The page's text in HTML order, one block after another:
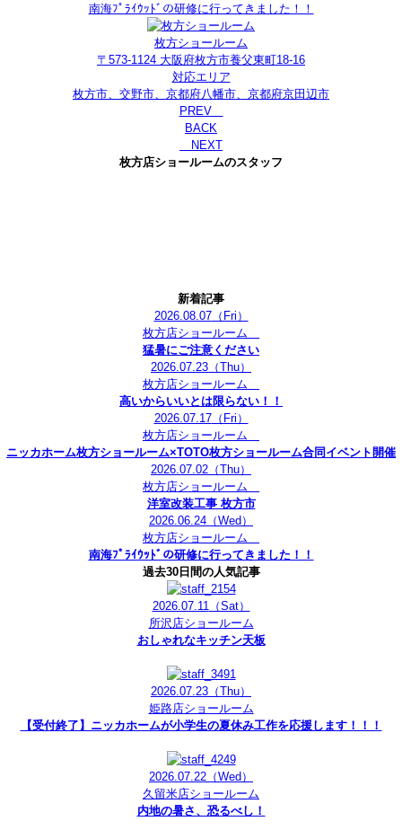
南海ﾌﾟﾗｲｳｯﾄﾞの研修に行ってきました！！
枚方ショールーム
〒573-1124 大阪府枚方市養父東町18-16
対応エリア
枚方市、交野市、京都府八幡市、京都府京田辺市
PREV
BACK
NEXT
枚方店ショールームのスタッフ
新着記事
2026.08.07（Fri）
枚方店ショールーム
猛暑にご注意ください
2026.07.23 （Thu）
枚方店ショールーム
高いからいいとは限らない！！
2026.07.17（Fri）
枚方店ショールーム
ニッカホーム枚方ショールーム×TOTO枚方ショールーム合同イベント開催
2026.07.02 （Thu）
枚方店ショールーム
洋室改装工事 枚方市
2026.06.24 （Wed）
枚方店ショールーム
南海ﾌﾟﾗｲｳｯﾄﾞの研修に行ってきました！！
過去30日間の人気記事
2026.07.11（Sat）
所沢店ショールーム
おしゃれなキッチン天板
2026.07.23 （Thu）
姫路店ショールーム
【受付終了】ニッカホームが小学生の夏休み工作を応援します！！！
2026.07.22 （Wed）
久留米店ショールーム
内地の暑さ、恐るべし！